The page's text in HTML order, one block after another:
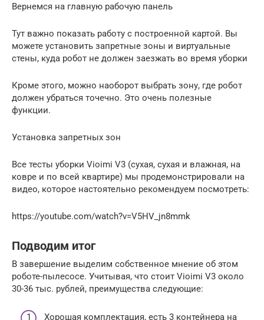
Вернемся на главную рабочую панель
Тут важно показать работу с построенной картой. Вы
можете установить запретные зоны и виртуальные
стены, куда робот не должен заезжать во время уборки
Кроме этого, можно наоборот выбрать зону, где робот
должен убраться точечно. Это очень полезные
функции.
Установка запретных зон
Все тесты уборки Vioimi V3 (сухая, сухая и влажная, на
ковре и по всей квартире) мы продемонстрировали на
видео, которое настоятельно рекомендуем посмотреть:
https://youtube.com/watch?v=V5HV_jn8mmk
Подводим итог
В завершение выделим собственное мнение об этом
роботе-пылесосе. Учитывая, что стоит Vioimi V3 около
30-36 тыс. рублей, преимущества следующие:
Хорошая комплектация, есть 3 контейнера на